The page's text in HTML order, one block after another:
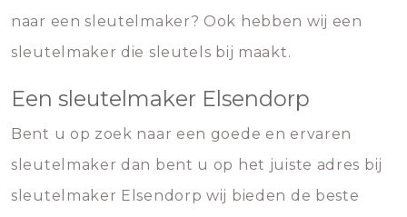
naar een sleutelmaker? Ook hebben wij een
sleutelmaker die sleutels bij maakt.
Een sleutelmaker Elsendorp
Bent u op zoek naar een goede en ervaren
sleutelmaker dan bent u op het juiste adres bij
sleutelmaker Elsendorp wij bieden de beste